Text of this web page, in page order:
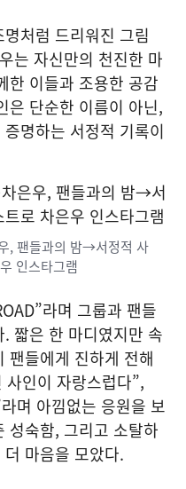
처럼 드리워진 그림
는 자신만의 천진한 마
한 이들과 조용한 공감
은 단순한 이름이 아닌,
명하는 서정적 기록이
, 팬들과의 밤→서정적 사
인스타그램
라며 그룹과 팬들
짧은 한 마디였지만 속
팬들에게 진하게 전해
인이 자랑스럽다”,
며 아낌없는 응원을 보
성숙함, 그리고 소탈하
마음을 모았다.